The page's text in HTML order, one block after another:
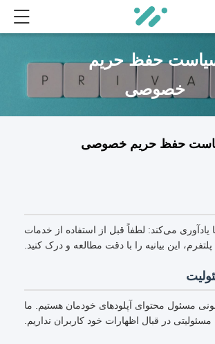
حفظ حریم
خصوصی
حفظ حریم خصوصی
یادآوری می‌کند: لطفاً قبل از استفاده از خدمات
پلتفرم، این بیانیه را با دقت مطالعه و درک کنید.
مسئول محتوای آپلودهای خودمان هستیم. ما
مسئولیتی در قبال اظهارات خود کاربران نداریم.